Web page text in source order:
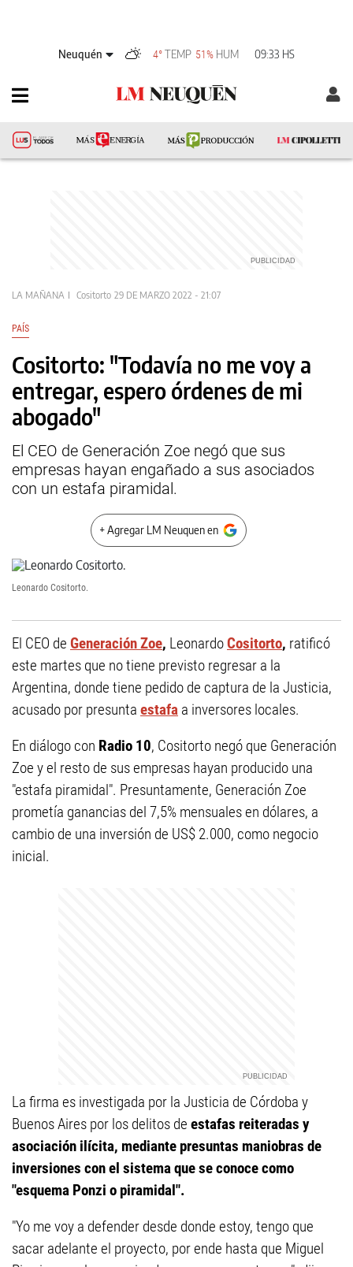
Neuquén 4°TEMP 51% HUM 09:33 HS
LA MAÑANA Cositorto 29 DE MARZO 2022 - 21:07
PAÍS
Cositorto: "Todavía no me voy a
entregar, espero órdenes de mi
abogado"
El CEO de Generación Zoe negó que sus
empresas hayan engañado a sus asociados
con un estafa piramidal.
+ Agregar LM Neuquen en
Leonardo Cositorto.
El CEO de Generación Zoe, LeonardoCositorto, ratificó
este martes que no tiene previsto regresar a la
Argentina, donde tiene pedido de captura de la Justicia,
acusado por presunta estafa a inversores locales.
En diálogo con Radio 10, Cositorto negó que Generación
Zoe y el resto de sus empresas hayan producido una
"estafa piramidal". Presuntamente, Generación Zoe
prometía ganancias del 7,5% mensuales en dólares, a
cambio de una inversión de US$ 2.000, como negocio
inicial.
La firma es investigada por la Justicia de Córdoba y
Buenos Aires por los delitos de estafas reiteradas y
asociación ilícita, mediante presuntas maniobras de
inversiones con el sistema que se conoce como
"esquema Ponzi o piramidal".
"Yo me voy a defender desde donde estoy, tengo que
sacar adelante el proyecto, por ende hasta que Miguel